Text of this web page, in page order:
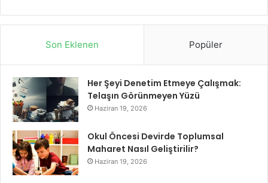
Son Eklenen Popüler
Her Şeyi Denetim Etmeye Çalışmak:
Telaşın Görünmeyen Yüzü
Haziran 19, 2026
Okul Öncesi Devirde Toplumsal
Maharet Nasıl Geliştirilir?
Haziran 19, 2026